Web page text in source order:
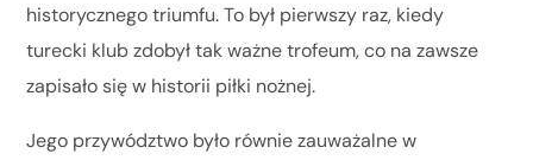
historycznego triumfu. To był pierwszy raz, kiedy
turecki klub zdobył tak ważne trofeum, co na zawsze
zapisało się w historii piłki nożnej.
Jego przywództwo było równie zauważalne w